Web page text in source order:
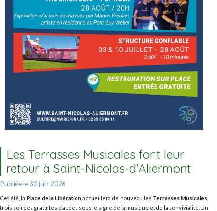
Les Terrasses Musicales font leur
retour à Saint-Nicolas-d’Aliermont
Publiée le 30 juin 2026
Cet été, la Place de la Libérationaccueillera de nouveau les Terrasses Musicales
trois soirées gratuites placées sous le signe de la musique et de la convivialité. Un